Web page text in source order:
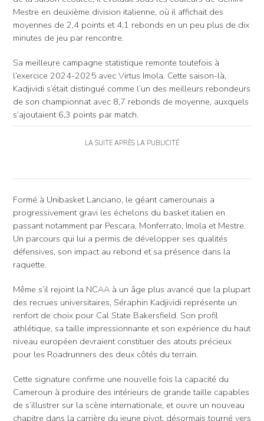
Mestre en deuxième division italienne, où il affichait des
moyennes de 2,4 points et 4,1 rebonds en un peu plus de dix
minutes de jeu par rencontre.
Sa meilleure campagne statistique remonte toutefois à
l’exercice 2024-2025 avec Virtus Imola. Cette saison-là,
Kadjividi s’était distingué comme l’un des meilleurs rebondeurs
de son championnat avec 8,7 rebonds de moyenne, auxquels
s’ajoutaient 6,3 points par match.
LA SUITE APRÈS LA PUBLICITÉ
Formé à Unibasket Lanciano, le géant camerounais a
progressivement gravi les échelons du basket italien en
passant notamment par Pescara, Monferrato, Imola et Mestre.
Un parcours qui lui a permis de développer ses qualités
défensives, son impact au rebond et sa présence dans la
raquette.
Même s’il rejoint la NCAA à un âge plus avancé que la plupart
des recrues universitaires, Séraphin Kadjividi représente un
renfort de choix pour Cal State Bakersfield. Son profil
athlétique, sa taille impressionnante et son expérience du haut
niveau européen devraient constituer des atouts précieux
pour les Roadrunners des deux côtés du terrain.
Cette signature confirme une nouvelle fois la capacité du
Cameroun à produire des intérieurs de grande taille capables
de s’illustrer sur la scène internationale, et ouvre un nouveau
chapitre dans la carrière du jeune pivot, désormais tourné vers